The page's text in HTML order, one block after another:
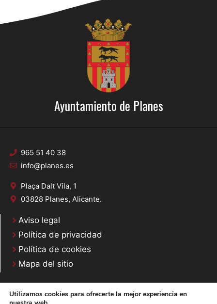
Ayuntamiento de Planes
965 51 40 38
info@planes.es
Plaça Dalt Vila, 1
03828 Planes, Alicante.
Aviso legal
Política de privacidad
Política de cookies
Mapa del sitio
Utilizamos cookies para ofrecerte la mejor experiencia en